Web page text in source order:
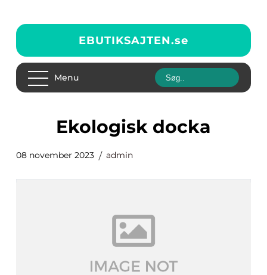
EBUTIKSAJTEN.se
Menu
ekologisk docka
08 november 2023 admin